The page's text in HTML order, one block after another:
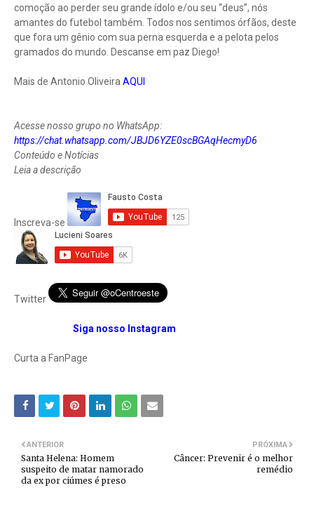
comoção ao perder seu grande ídolo e/ou seu “deus”, nós
amantes do futebol também. Todos nos sentimos órfãos, deste
que fora um gênio com sua perna esquerda e a pelota pelos
gramados do mundo. Descanse em paz Diego!
Mais de Antonio Oliveira AQUI
Acesse nosso grupo no WhatsApp:
https://chat.whatsapp.com/JBJD6YZE0scBGAqHecmyD6
Conteúdo e Notícias
Leia a descrição
Inscreva-se
Twitter
Siga nosso Instagram
Curta a FanPage
PRÓXIMA
Câncer: Prevenir é o melhor
remédio
ANTERIOR
Santa Helena: Homem
suspeito de matar namorado
da ex por ciúmes é preso